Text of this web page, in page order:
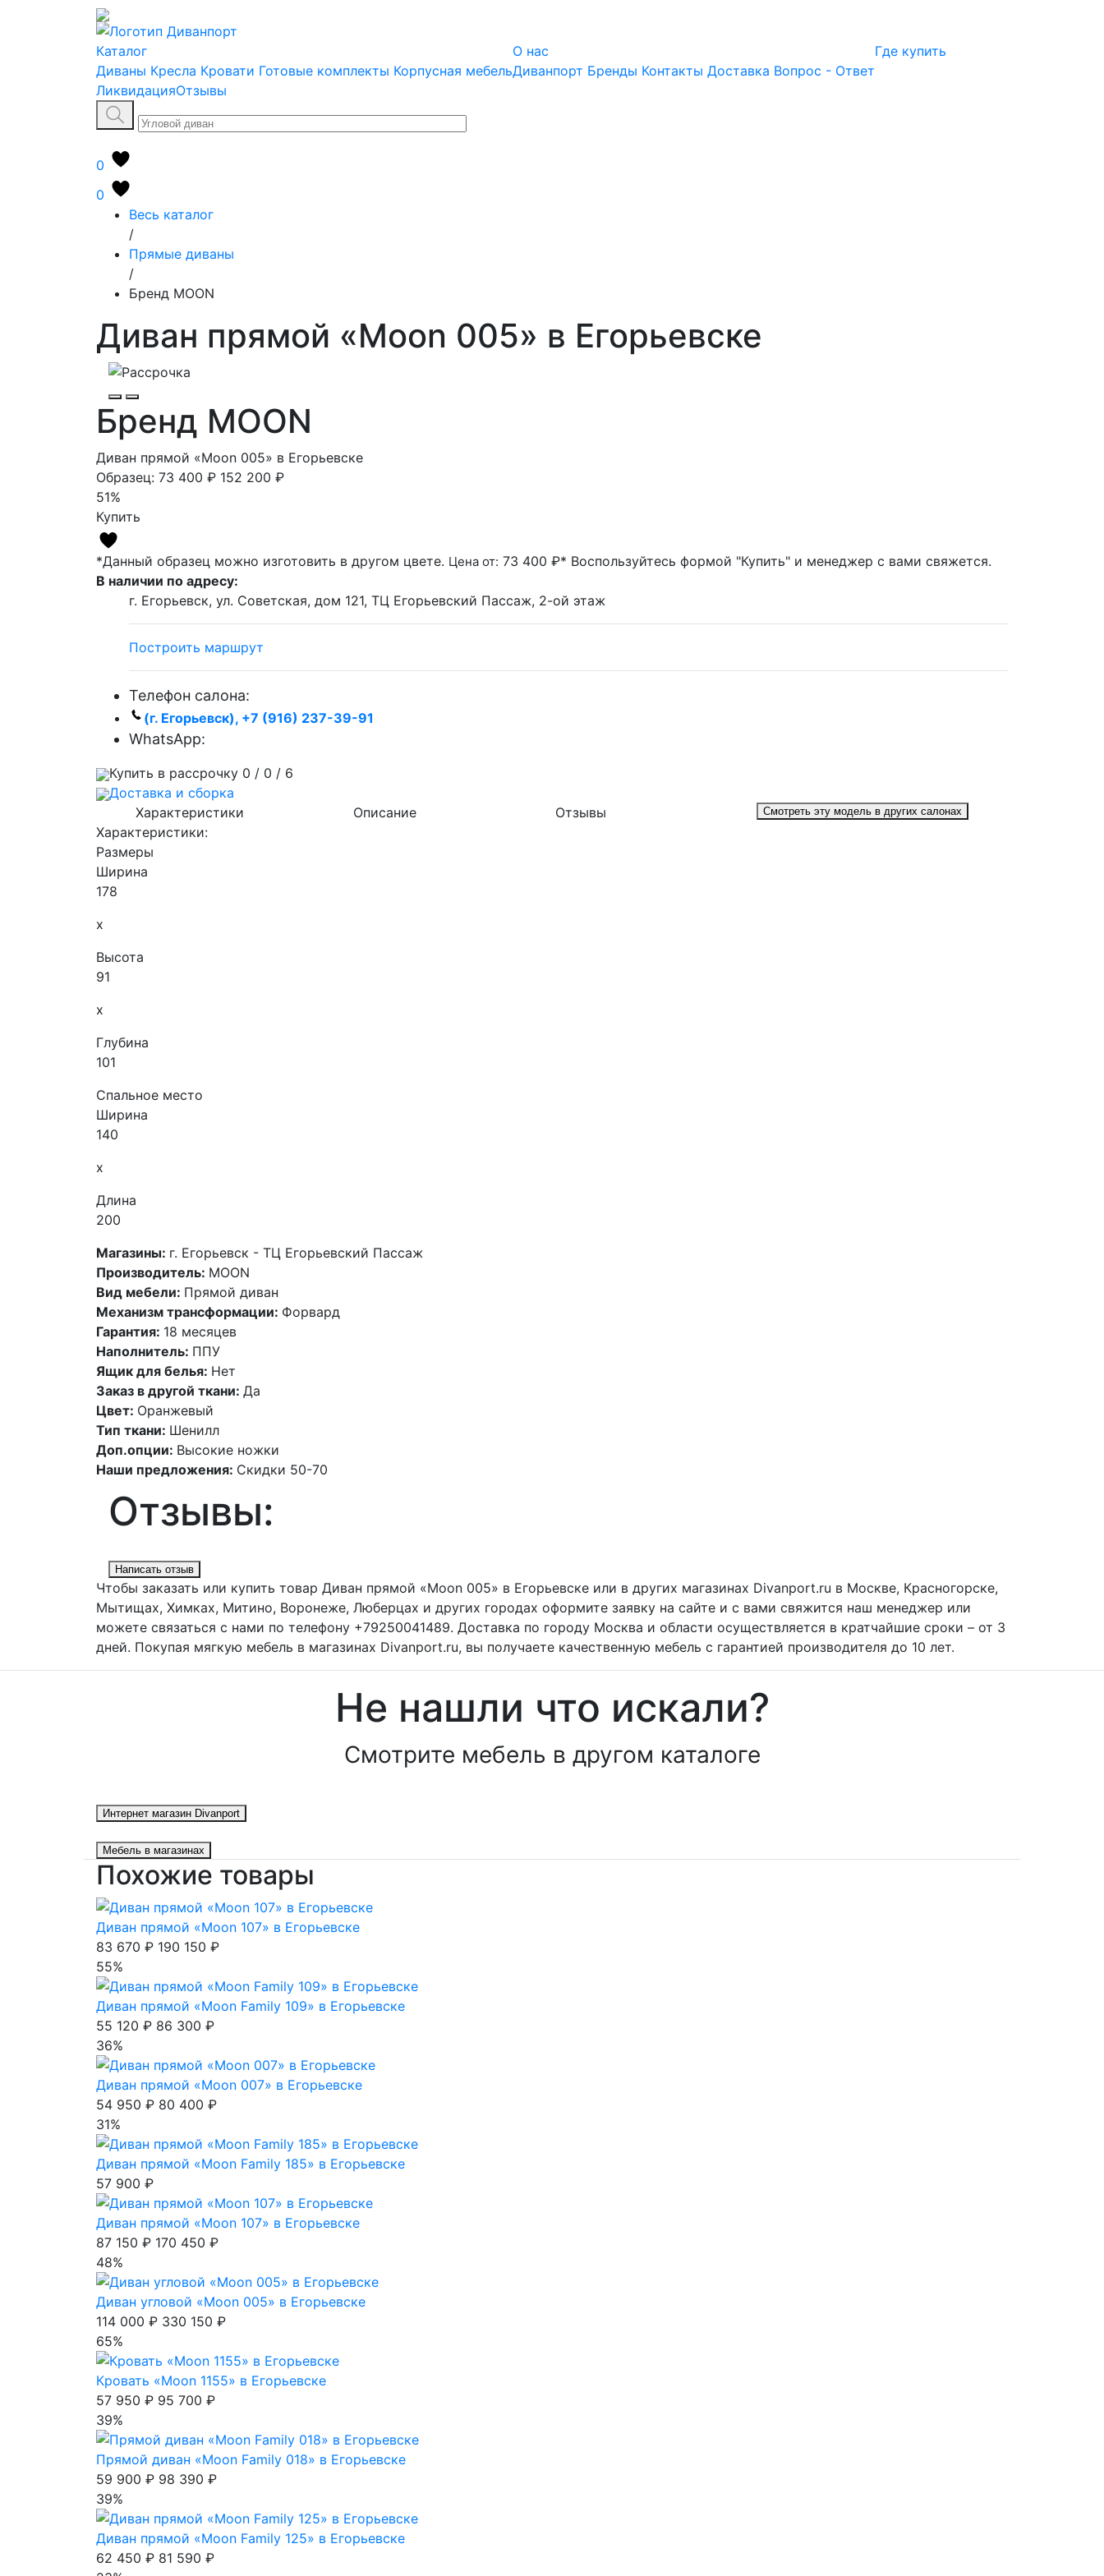
Каталог
Диваны Кресла Кровати Готовые комплекты Корпусная мебель
О нас
Диванпорт Бренды Контакты Доставка Вопрос - Ответ
Где купить
ЛиквидацияОтзывы
0
0
Весь каталог
/
Прямые диваны
/
Бренд MOON
Диван прямой «Moon 005» в Егорьевске
Бренд MOON
Диван прямой «Moon 005» в Егорьевске
Образец: 73 400 ₽ 152 200 ₽
51%
Купить
*Данный образец можно изготовить в другом цвете. Цена от: 73 400 ₽* Воспользуйтесь формой "Купить" и менеджер с вами свяжется.
В наличии по адресу:
г. Егорьевск, ул. Советская, дом 121, ТЦ Егорьевский Пассаж, 2-ой этаж
Построить маршрут
Телефон салона:
(г. Егорьевск), +7 (916) 237-39-91
WhatsApp:
Купить в рассрочку 0 / 0 / 6
Доставка и сборка
Характеристики
Описание Отзывы Смотреть эту модель в других салонах
Характеристики:
Размеры
Ширина
178
x
Высота
91
x
Глубина
101
Спальное место
Ширина
140
x
Длина
200
Магазины: г. Егорьевск - ТЦ Егорьевский Пассаж
Производитель: MOON
Вид мебели: Прямой диван
Механизм трансформации: Форвард
Гарантия: 18 месяцев
Наполнитель: ППУ
Ящик для белья: Нет
Заказ в другой ткани: Да
Цвет: Оранжевый
Тип ткани: Шенилл
Доп.опции: Высокие ножки
Наши предложения: Скидки 50-70
Отзывы:
Написать отзыв
Чтобы заказать или купить товар Диван прямой «Moon 005» в Егорьевске или в других магазинах Divanport.ru в Москве, Красногорске,
Мытищах, Химках, Митино, Воронеже, Люберцах и других городах оформите заявку на сайте и с вами свяжится наш менеджер или
можете связаться с нами по телефону +79250041489. Доставка по городу Москва и области осуществляется в кратчайшие сроки – от 3
дней. Покупая мягкую мебель в магазинах Divanport.ru, вы получаете качественную мебель с гарантией производителя до 10 лет.
Не нашли что искали?
Смотрите мебель в другом каталоге
Интернет магазин Divanport
Мебель в магазинах
Похожие товары
Диван прямой «Moon 107» в Егорьевске
83 670 ₽ 190 150 ₽
55%
Диван прямой «Moon Family 109» в Егорьевске
55 120 ₽ 86 300 ₽
36%
Диван прямой «Moon 007» в Егорьевске
54 950 ₽ 80 400 ₽
31%
Диван прямой «Moon Family 185» в Егорьевске
57 900 ₽
Диван прямой «Moon 107» в Егорьевске
87 150 ₽ 170 450 ₽
48%
Диван угловой «Moon 005» в Егорьевске
114 000 ₽ 330 150 ₽
65%
Кровать «Moon 1155» в Егорьевске
57 950 ₽ 95 700 ₽
39%
Прямой диван «Moon Family 018» в Егорьевске
59 900 ₽ 98 390 ₽
39%
Диван прямой «Moon Family 125» в Егорьевске
62 450 ₽ 81 590 ₽